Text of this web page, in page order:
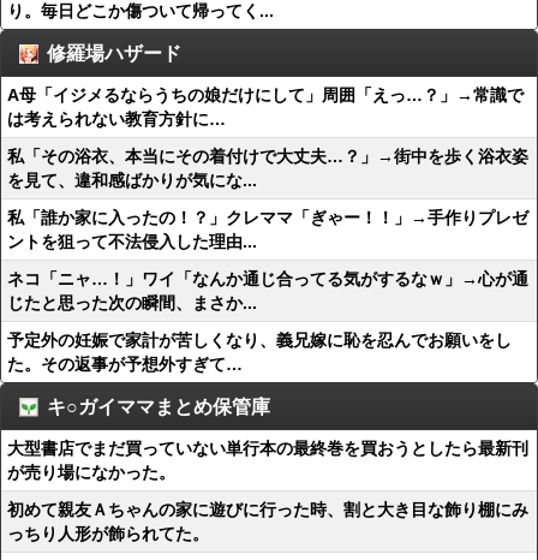
り。毎日どこか傷ついて帰ってく...
修羅場ハザード
A母「イジメるならうちの娘だけにして」周囲「えっ…？」→常識で
は考えられない教育方針に…
私「その浴衣、本当にその着付けで大丈夫…？」→街中を歩く浴衣姿
を見て、違和感ばかりが気にな...
私「誰か家に入ったの！？」クレママ「ぎゃー！！」→手作りプレゼ
ントを狙って不法侵入した理由...
ネコ「ニャ…！」ワイ「なんか通じ合ってる気がするなｗ」→心が通
じたと思った次の瞬間、まさか...
予定外の妊娠で家計が苦しくなり、義兄嫁に恥を忍んでお願いをし
た。その返事が予想外すぎて…
キ○ガイママまとめ保管庫
大型書店でまだ買っていない単行本の最終巻を買おうとしたら最新刊
が売り場になかった。
初めて親友Ａちゃんの家に遊びに行った時、割と大き目な飾り棚にみ
っちり人形が飾られてた。